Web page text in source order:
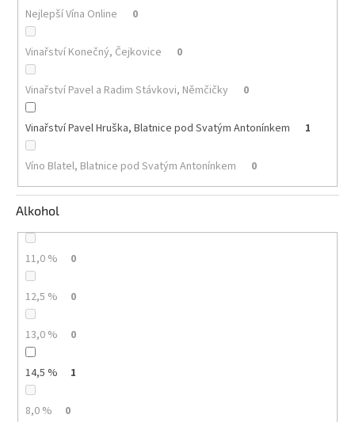
nabídka
Poslední
láhve
skladem
Cuvée
vína
Klarety
podle
jakosti
Víno
obsahu
cukru
Dárkové
vína
Delikatesy
vínu
Nejlepší Vína Online 0
Vinařství Konečný, Čejkovice 0
Vinařství Pavel a Radim Stávkovi, Němčičky 0
Vinařství Pavel Hruška, Blatnice pod Svatým Antonínkem 1
Víno Blatel, Blatnice pod Svatým Antonínkem 0
Alkohol
11,0 % 0
12,5 % 0
13,0 % 0
14,5 % 1
8,0 % 0